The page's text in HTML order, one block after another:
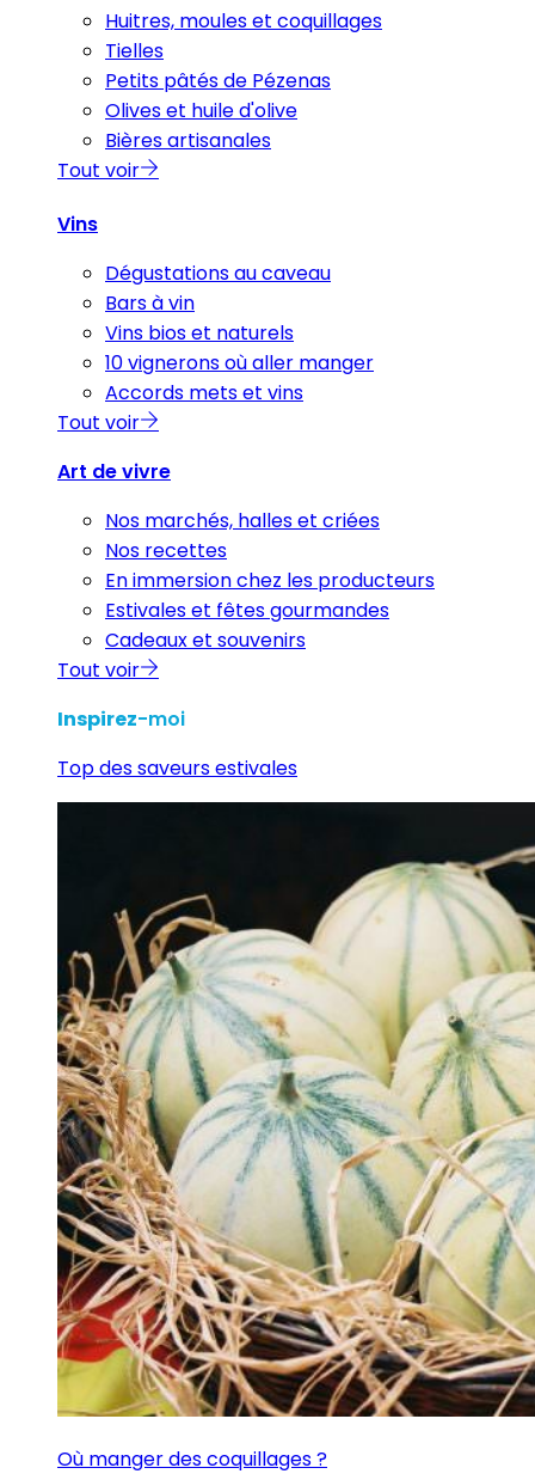
Huitres, moules et coquillages
Tielles
Petits pâtés de Pézenas
Olives et huile d'olive
Bières artisanales
Tout voir
Vins
Dégustations au caveau
Bars à vin
Vins bios et naturels
10 vignerons où aller manger
Accords mets et vins
Tout voir
Art de vivre
Nos marchés, halles et criées
Nos recettes
En immersion chez les producteurs
Estivales et fêtes gourmandes
Cadeaux et souvenirs
Tout voir
Inspirez-moi
Top des saveurs estivales
Où manger des coquillages ?